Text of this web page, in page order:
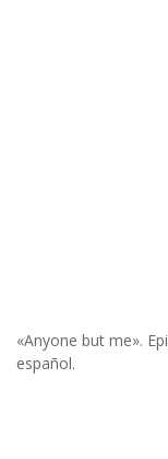
«Anyone but me».
español.